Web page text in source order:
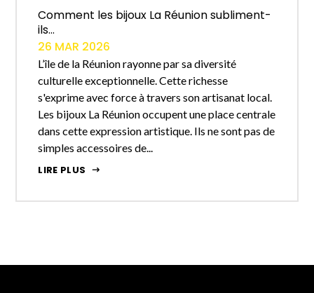
Comment les bijoux La Réunion subliment-
ils...
26 MAR 2026
L’île de la Réunion rayonne par sa diversité
culturelle exceptionnelle. Cette richesse
s'exprime avec force à travers son artisanat local.
Les bijoux La Réunion occupent une place centrale
dans cette expression artistique. Ils ne sont pas de
simples accessoires de...
LIRE PLUS